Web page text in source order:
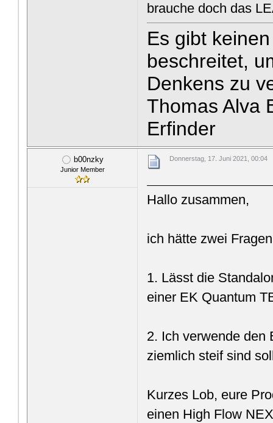
brauche doch das
Es gibt
beschreitet,
Denkens zu
Thomas Alva
Erfinder
b00nzky
Junior Member
Donnerstag, 17. Juni 2021, 00:04
Hallo zusammen,
ich hätte zwei
1. Lässt die
einer EK Quantum
2. Ich verwende den
ziemlich steif sind
Kurzes Lob, eure
einen High Flow